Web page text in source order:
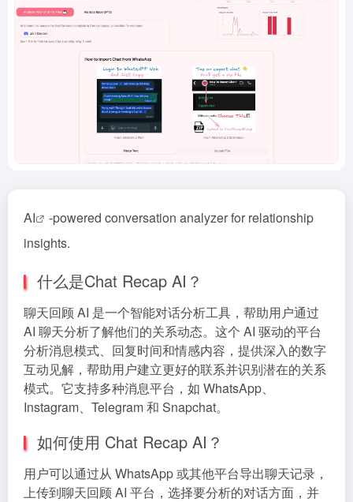
AI
-powered conversation analyzer for relationship
insights.
什么是Chat Recap AI？
聊天回顾 AI 是一个智能对话分析工具，帮助用户通过
AI 聊天分析了解他们的关系动态。这个 AI 驱动的平台
分析消息模式、回复时间和情感内容，提供深入的数字
互动见解，帮助用户建立更好的联系并识别潜在的关系
模式。它支持多种消息平台，如 WhatsApp、
Instagram、Telegram 和 Snapchat。
如何使用 Chat Recap AI？
用户可以通过从 WhatsApp 或其他平台导出聊天记录，
上传到聊天回顾 AI 平台，选择要分析的对话方面，并